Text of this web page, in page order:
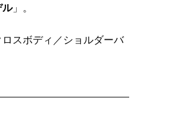
ル」。
ロスボディ／ショルダーバ